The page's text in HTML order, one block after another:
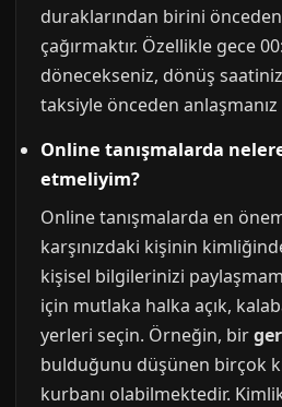
duraklarından birini
çağırmaktır. Özellikle gece
dönecekseniz, dönüş
taksiyle önceden anlaşmanız
Online tanışmalarda
etmeliyim?
Online tanışmalarda en
karşınızdaki kişinin
kişisel bilgilerinizi
için mutlaka halka açık,
yerleri seçin. Örneğin, bir
bulduğunu düşünen birçok
kurbanı olabilmektedir.